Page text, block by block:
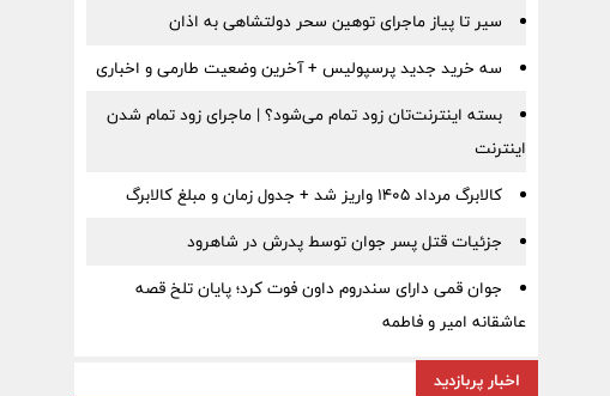
سیر تا پیاز ماجرای توهین سحر دولتشاهی به اذان
سه خرید جدید پرسپولیس + آخرین وضعیت طارمی و اخباری
بسته اینترنت‌تان زود تمام می‌شود؟ | ماجرای زود تمام شدن
اینترنت
کالابرگ مرداد ۱۴۰۵ واریز شد + جدول زمان و مبلغ کالابرگ
جزئیات قتل پسر جوان توسط پدرش در شاهرود
جوان قمی دارای سندروم داون فوت کرد؛ پایان تلخ قصه
عاشقانه امیر و فاطمه
اخبار پربازدید